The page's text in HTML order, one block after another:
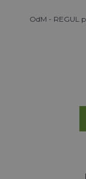
OdM - REGUL